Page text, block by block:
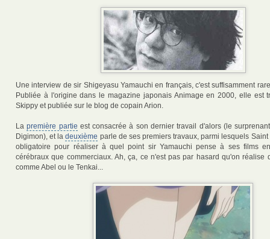
Une interview de sir Shigeyasu Yamauchi en français, c'est suffisamment
Publiée à l'origine dans le magazine japonais Animage en 2000, elle est
Skippy et publiée sur le blog de copain Arion.
Lapremière partie est consacrée à son dernier travail d'alors (le
Digimon), et ladeuxième parle de ses premiers travaux, parmi lesquels
obligatoire pour réaliser à quel point sir Yamauchi pense à ses films
cérébraux que commerciaux. Ah, ça, ce n'est pas par hasard qu'on réalise
comme Abel ou le Tenkai...